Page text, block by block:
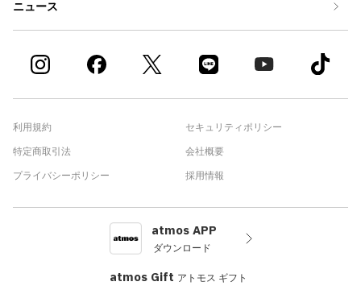
ニュース
利用規約
特定商取引法
プライバシーポリシー
セキュリティポリシー
会社概要
採用情報
atmos APP
ダウンロード
atmos Gift アトモス ギフト